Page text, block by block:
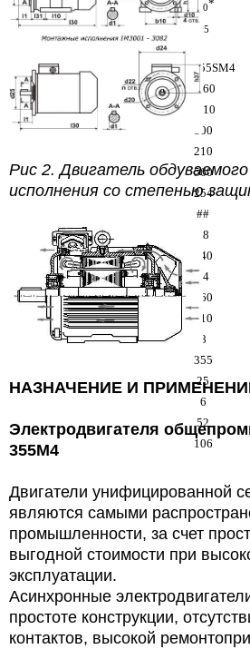
10*
h 5
АИР355SM4
1560
1010
800
210
560
254
##
28
740
24
860
610
8
355
25
6
52
106
Рис 2. Двигатель
исполнения со степенью
НАЗНАЧЕНИЕ И
Электродвигателя
355М4
Двигатели унифицированной
являются самыми
промышленности, за счет
выгодной стоимости при
эксплуатации.
Асинхронные
простоте конструкции,
контактов, высокой